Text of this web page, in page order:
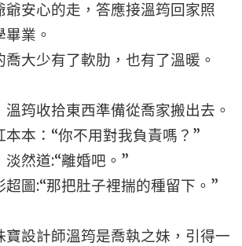
爺安心的走，答應接溫筠回家照
業。
大少有了軟肋，也有了溫暖。
筠收拾東西準備從喬家搬出去。
本本：“你不用對我負責嗎？”
然道:“離婚吧。”
超圖:“那把肚子裡揣的種留下。”
寶設計師溫筠是喬執之妹，引得一